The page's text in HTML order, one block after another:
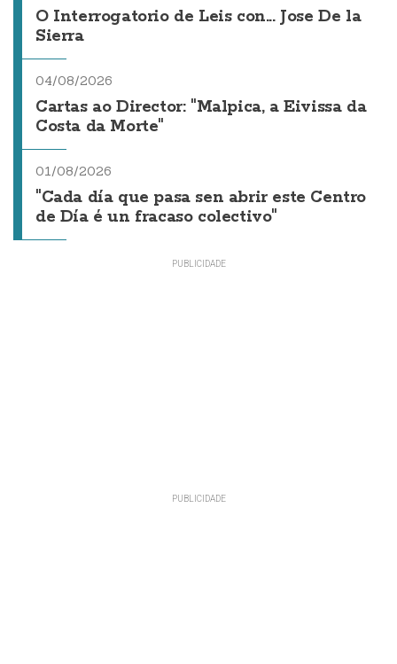
O Interrogatorio de Leis con... Jose De la
Sierra
04/08/2026
Cartas ao Director: "Malpica, a Eivissa da
Costa da Morte"
01/08/2026
"Cada día que pasa sen abrir este Centro
de Día é un fracaso colectivo"